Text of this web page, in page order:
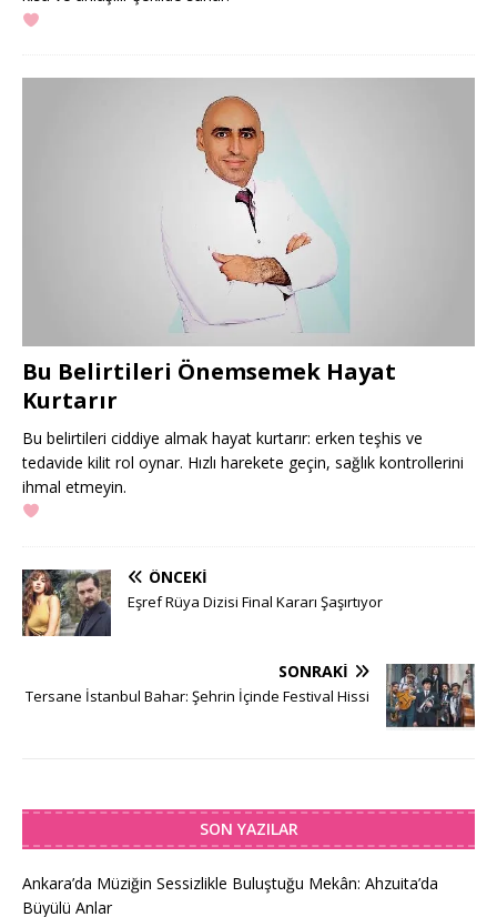
Bu Belirtileri Önemsemek Hayat
Kurtarır
Bu belirtileri ciddiye almak hayat kurtarır: erken teşhis ve
tedavide kilit rol oynar. Hızlı harekete geçin, sağlık kontrollerini
ihmal etmeyin.
ÖNCEKI
Eşref Rüya Dizisi Final Kararı Şaşırtıyor
SONRAKI
Tersane İstanbul Bahar: Şehrin İçinde Festival Hissi
SON YAZILAR
Ankara’da Müziğin Sessizlikle Buluştuğu Mekân: Ahzuita’da
Büyülü Anlar